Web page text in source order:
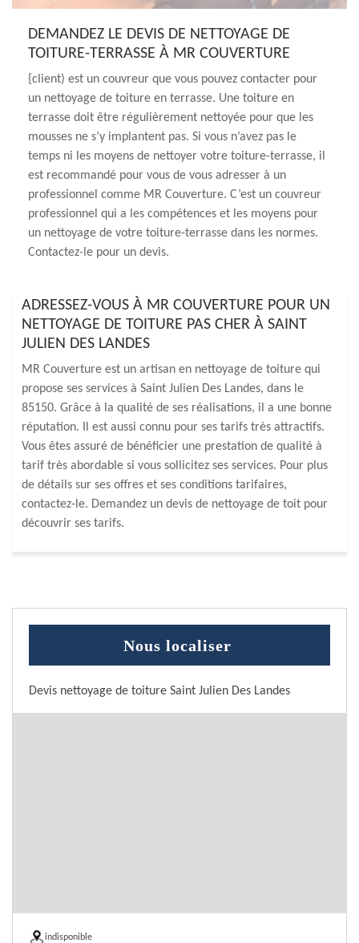
DEMANDEZ LE DEVIS DE NETTOYAGE DE
TOITURE-TERRASSE À MR COUVERTURE
{client) est un couvreur que vous pouvez contacter pour
un nettoyage de toiture en terrasse. Une toiture en
terrasse doit être régulièrement nettoyée pour que les
mousses ne s’y implantent pas. Si vous n’avez pas le
temps ni les moyens de nettoyer votre toiture-terrasse, il
est recommandé pour vous de vous adresser à un
professionnel comme MR Couverture. C’est un couvreur
professionnel qui a les compétences et les moyens pour
un nettoyage de votre toiture-terrasse dans les normes.
Contactez-le pour un devis.
ADRESSEZ-VOUS À MR COUVERTURE POUR UN
NETTOYAGE DE TOITURE PAS CHER À SAINT
JULIEN DES LANDES
MR Couverture est un artisan en nettoyage de toiture qui
propose ses services à Saint Julien Des Landes, dans le
85150. Grâce à la qualité de ses réalisations, il a une bonne
réputation. Il est aussi connu pour ses tarifs très attractifs.
Vous êtes assuré de bénéficier une prestation de qualité à
tarif très abordable si vous sollicitez ses services. Pour plus
de détails sur ses offres et ses conditions tarifaires,
contactez-le. Demandez un devis de nettoyage de toit pour
découvrir ses tarifs.
Nous localiser
Devis nettoyage de toiture Saint Julien Des Landes
indisponible